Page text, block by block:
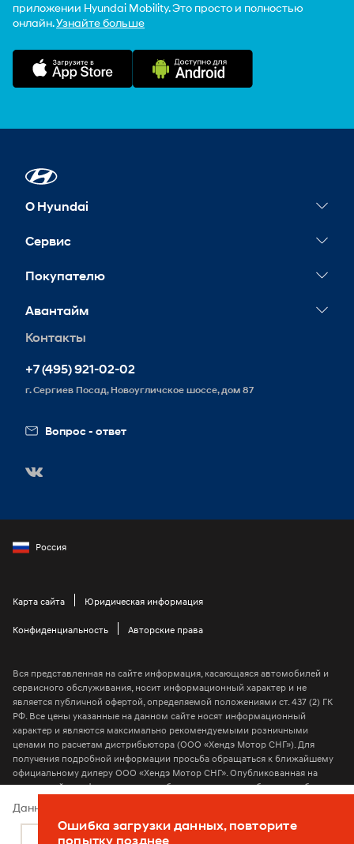
Ошибка загрузки данных, повторите
попытку позднее
приложении Hyundai Mobility. Это просто и полностью
онлайн.Узнайте больше
О Hyundai
Новости
Сервис
Сервисные акции
Покупателю
Конфигуратор
Авантайм
Контакты
Реквизиты
Схема проезда
Контакты
+7 (495) 921-02-02
г. Сергиев Посад, Новоугличское шоссе, дом 87
Вопрос - ответ
Россия
Карта сайта Юридическая информация
Конфиденциальность Авторские права
Вся представленная на сайте информация, касающаяся автомобилей и
сервисного обслуживания, носит информационный характер и не
является публичной офертой, определяемой положениями ст. 437 (2) ГК
РФ. Все цены указанные на данном сайте носят информационный
характер и являются максимально рекомендуемыми розничными
ценами по расчетам дистрибьютора (ООО «Хендэ Мотор СНГ»). Для
получения подробной информации просьба обращаться к ближайшему
официальному дилеру ООО «Хендэ Мотор СНГ». Опубликованная на
данном сайте информация может быть изменена в любое время без
предварительного уведомления
2026 © ООО “Хендэ Мотор СНГ”
Данный веб-сайт использует cookie-файлы
Подробнее